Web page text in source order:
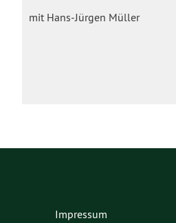
mit Hans-Jürgen Müller
Impressum